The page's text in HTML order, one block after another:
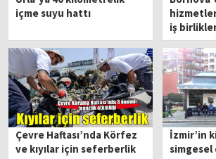
içme suyu hattı
iş
Çevre Haftası’nda Körfez
ve kıyılar için seferberlik
İzmir’in
simgesel